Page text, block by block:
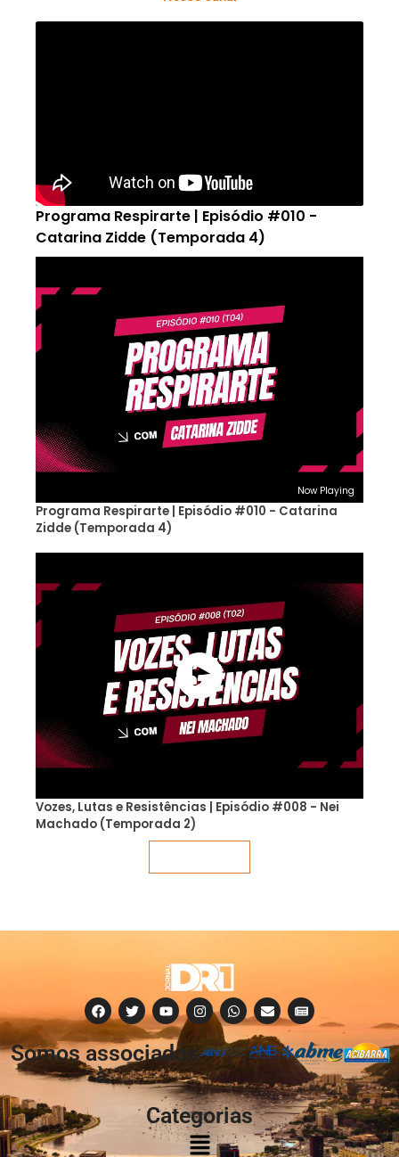
Programa Respirarte | Episódio #010 -
Catarina Zidde (Temporada 4)
Now Playing
Programa Respirarte | Episódio #010 - Catarina
Zidde (Temporada 4)
Vozes, Lutas e Resistências | Episódio #008 - Nei
Machado (Temporada 2)
Somos associados
à:
Categorias